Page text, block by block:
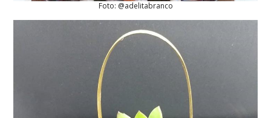
Foto: @adelitabranco